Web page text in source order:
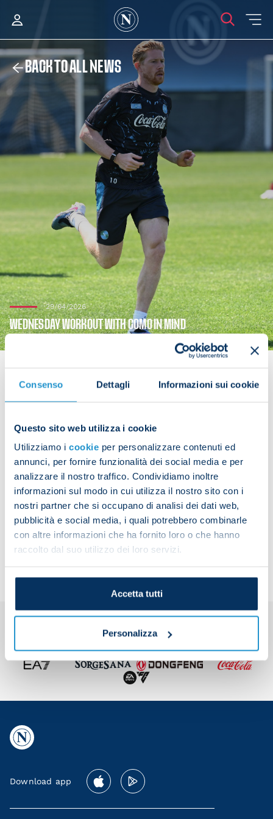
Consenso Dettagli Informazioni sui cookie
Questo sito web utilizza i cookie
Utilizziamo i cookie per personalizzare contenuti ed
annunci, per fornire funzionalità dei social media e per
analizzare il nostro traffico. Condividiamo inoltre
informazioni sul modo in cui utilizza il nostro sito con i
nostri partner che si occupano di analisi dei dati web,
pubblicità e social media, i quali potrebbero combinarle
con altre informazioni che ha fornito loro o che hanno
raccolto dal suo utilizzo dei loro servizi.
Accetta tutti
Personalizza
BACK TO ALL NEWS
29/04/2026
WEDNESDAY WORKOUT WITH COMO IN MIND
Wednesday to push on with preparations for
Saturday's visit to Como. The morning session
consisted of drills on technique and tactics.
Share the article with your friends and support the
team
Download app